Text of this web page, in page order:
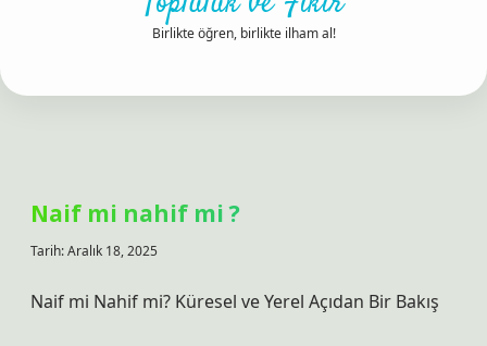
Birlikte öğren, birlikte ilham al!
Naif mi nahif mi ?
Tarih: Aralık 18, 2025
Naif mi Nahif mi? Küresel ve Yerel Açıdan Bir Bakış